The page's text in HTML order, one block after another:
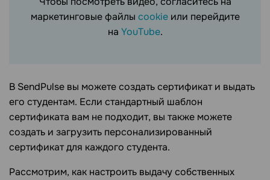
маркетинговые файлы cookie или перейдите
на YouTube.
В SendPulse вы можете создать сертификат и выдать
его студентам. Если стандартный шаблон
сертификата вам не подходит, вы также можете
создать и загрузить персонализированный
сертификат для каждого студента.
Рассмотрим, как настроить выдачу собственных